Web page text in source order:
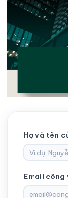
Họ và tên
Email công